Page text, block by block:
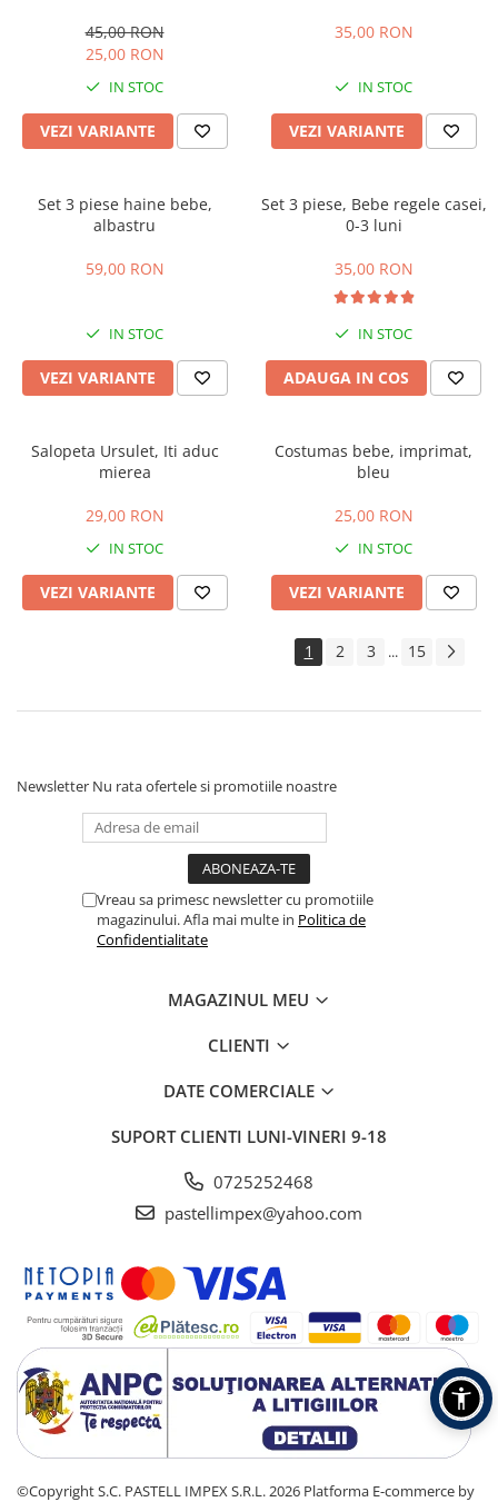
45,00 RON
25,00 RON
IN STOC
VEZI VARIANTE
35,00 RON
IN STOC
VEZI VARIANTE
Set 3 piese haine bebe,
albastru
59,00 RON
IN STOC
VEZI VARIANTE
Set 3 piese, Bebe regele casei,
0-3 luni
35,00 RON
IN STOC
ADAUGA IN COS
Salopeta Ursulet, Iti aduc
mierea
29,00 RON
IN STOC
VEZI VARIANTE
Costumas bebe, imprimat,
bleu
25,00 RON
IN STOC
VEZI VARIANTE
1 2 3 ... 15
Newsletter Nu rata ofertele si promotiile noastre
Vreau sa primesc newsletter cu promotiile
magazinului. Afla mai multe in Politica de
Confidentialitate
MAGAZINUL MEU
CLIENTI
DATE COMERCIALE
SUPORT CLIENTI LUNI-VINERI 9-18
0725252468
pastellimpex@yahoo.com
©Copyright S.C. PASTELL IMPEX S.R.L. 2026 Platforma E-commerce by